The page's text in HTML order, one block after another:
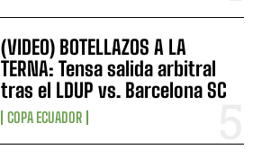
(VIDEO) BOTELLAZOS A LA
TERNA: Tensa salida arbitral
tras el LDUP vs. Barcelona SC
COPA ECUADOR